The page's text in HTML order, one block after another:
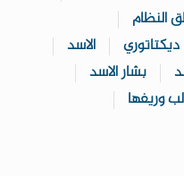
النظام
الاسد
بشار الاسد
وريفها